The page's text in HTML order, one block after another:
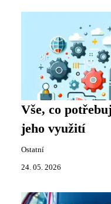
Vše, co
jeho využití
Ostatní
24. 05. 2026